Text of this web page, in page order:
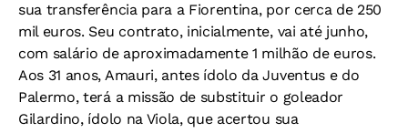
sua transferência para a Fiorentina, por cerca de 250
mil euros. Seu contrato, inicialmente, vai até junho,
com salário de aproximadamente 1 milhão de euros.
Aos 31 anos, Amauri, antes ídolo da Juventus e do
Palermo, terá a missão de substituir o goleador
Gilardino, ídolo na Viola, que acertou sua